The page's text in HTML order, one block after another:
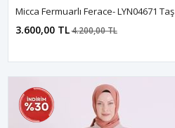
Micca Fermuarlı Ferace- LYN04671 Taş
3.600,00 TL4.200,00 TL